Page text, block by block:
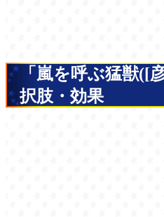
「嵐を呼ぶ猛獣([
択肢・効果